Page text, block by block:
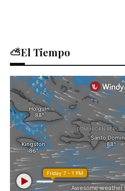
⛅El Tiempo